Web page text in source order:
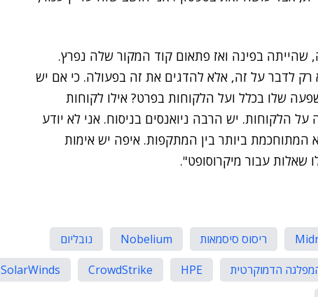
שהייתה בפינה ואז פתאום קוד המקור שלה נפרץ.
לדבר על זה, אלא להדגים את זה בפעולה. כי אם יש
שלו בכלל ועל הלקוחות בפרט? אילו לקוחות
הלקוחות. יש הרבה ניואנסים בניסוח. אני לא יודע
המתוחכמת ביותר בין המתקפות. איפה יש אימות
שאלות עבור מיקרוסופט".
ריסוס סיסמאות Nobelium
נובליום
הדמוקרטית HPE
CrowdStrike
SolarWinds